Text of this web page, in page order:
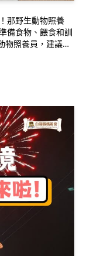
那野生動物照養
備食物、餵食和訓
物照養員，建議你
物）還有……真的
的環境而且也能
排泄物另外我們也
並且帶回家